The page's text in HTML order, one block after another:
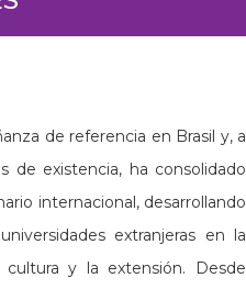
de referencia en Brasil y, a
de existencia, ha consolidado
internacional, desarrollando
extranjeras en la
cultura y la extensión. Desde